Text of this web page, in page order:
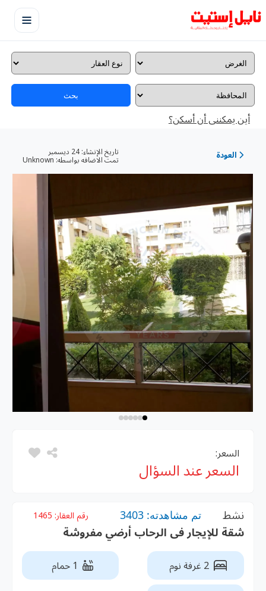
بحث
أين يمكننى أن أسكن؟
العودة تاريخ الإنشاء:
تمت الاضافه بواسطه: Unknown
السعر:
السعر عند السؤال
نشط تم مشاهدته: 3403 رقم العقار: 1465
شقة للإيجار فى الرحاب أرضي مفروشة
2 غرفة نوم 1 حمام